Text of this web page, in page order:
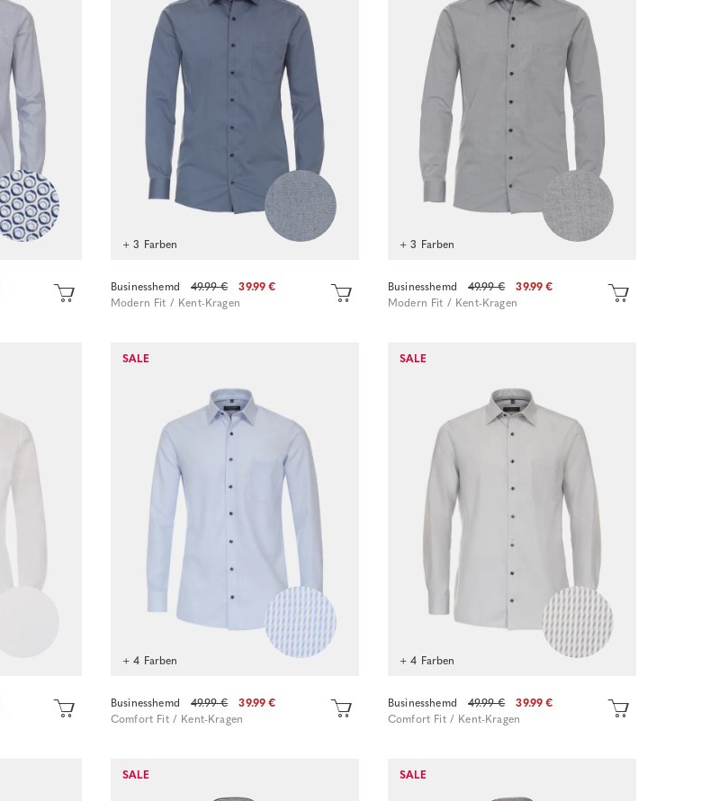
+ 3 Farben
Businesshemd 49.99 €
39.99 €
Modern Fit / Kent-Kragen
+ 3 Farben
Businesshemd 49.99 €
39.99 €
Modern Fit / Kent-Kragen
SALE
+ 4 Farben
Businesshemd 49.99 €
39.99 €
Comfort Fit / Kent-Kragen
SALE
+ 4 Farben
Businesshemd 49.99 €
39.99 €
Comfort Fit / Kent-Kragen
SALE SALE